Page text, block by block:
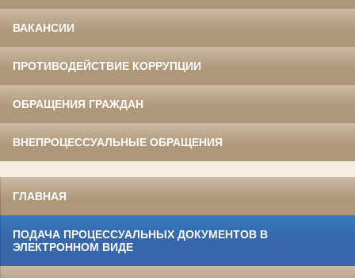
ВАКАНСИИ
ПРОТИВОДЕЙСТВИЕ КОРРУПЦИИ
ОБРАЩЕНИЯ ГРАЖДАН
ВНЕПРОЦЕССУАЛЬНЫЕ ОБРАЩЕНИЯ
ГЛАВНАЯ
ПОДАЧА ПРОЦЕССУАЛЬНЫХ ДОКУМЕНТОВ В
ЭЛЕКТРОННОМ ВИДЕ